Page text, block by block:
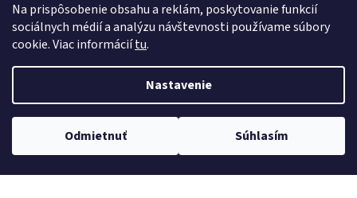
Na prispôsobenie obsahu a reklám, poskytovanie funkcií
sociálnych médií a analýzu návštevnosti používame súbory
cookie. Viac informáciítu.
Nastavenie
Odmietnuť Súhlasím
PRIHLÁSIŤ SA
Nová registráciaZabudnuté heslo
Vytvoril Shoptet
Copyright 2026bakotrade.sk
. Všetky práva vyhradené.
Upraviť nastavenie cookies